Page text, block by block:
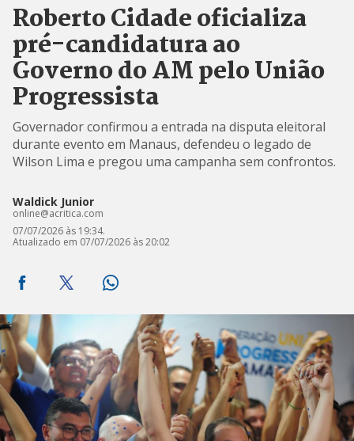
Roberto Cidade oficializa
pré-candidatura ao
Governo do AM pelo União
Progressista
Governador confirmou a entrada na disputa eleitoral
durante evento em Manaus, defendeu o legado de
Wilson Lima e pregou uma campanha sem confrontos.
Waldick Junior
online@acritica.com
07/07/2026 às 19:34.
Atualizado em 07/07/2026 às 20:02